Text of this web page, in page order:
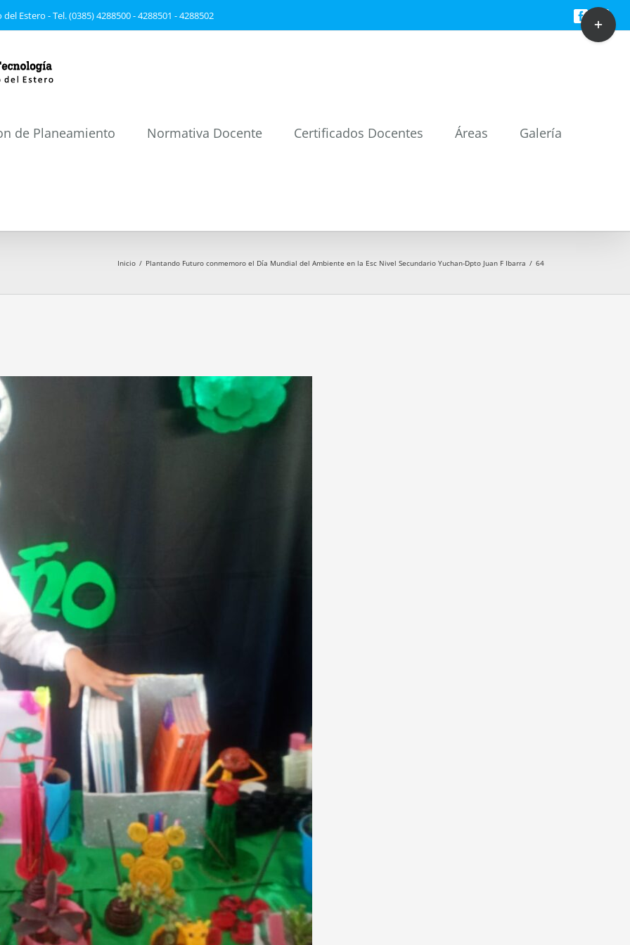
Estero - Tel. (0385) 4288500 - 4288501 - 4288502 Facebook
de Planeamiento Normativa Docente Certificados Docentes Áreas Galería
Inicio / Plantando Futuro conmemoro el Día Mundial del Ambiente en la Esc Nivel Secundario Yuchan-Dpto Juan F Ibarra / 64
Toggle
Sliding